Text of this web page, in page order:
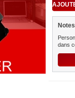
dans